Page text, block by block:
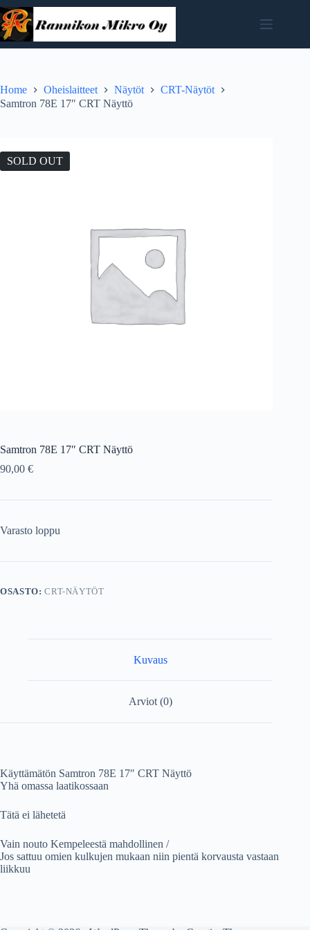
Skip
to
content
Home Oheislaitteet Näytöt
CRT-Näytöt
Samtron 78E 17″ CRT Näyttö
SOLD OUT
Samtron 78E 17″ CRT Näyttö
90,00 €
Varasto loppu
OSASTO:CRT-NÄYTÖT
Kuvaus
Arviot (0)
Käyttämätön Samtron 78E 17″ CRT Näyttö
Yhä omassa laatikossaan
Tätä ei lähetetä
Vain nouto Kempeleestä mahdollinen /
Jos sattuu omien kulkujen mukaan niin pientä korvausta vastaan
liikkuu